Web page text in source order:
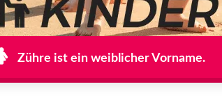
Zühre ist ein weiblicher Vorname.